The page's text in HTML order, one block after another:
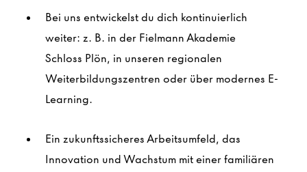
Bei uns entwickelst du dich kontinuierlich
weiter: z. B. in der Fielmann Akademie
Schloss Plön, in unseren regionalen
Weiterbildungszentren oder über modernes E-
Learning.
Ein zukunftssicheres Arbeitsumfeld, das
Innovation und Wachstum mit einer familiären